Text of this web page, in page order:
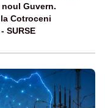
noul Guvern.
Cotroceni
SURSE